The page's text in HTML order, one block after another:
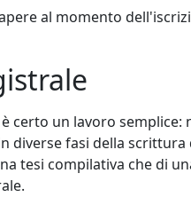
al momento
certo un lavoro semplice:
diverse fasi della scrittura
tesi compilativa che di